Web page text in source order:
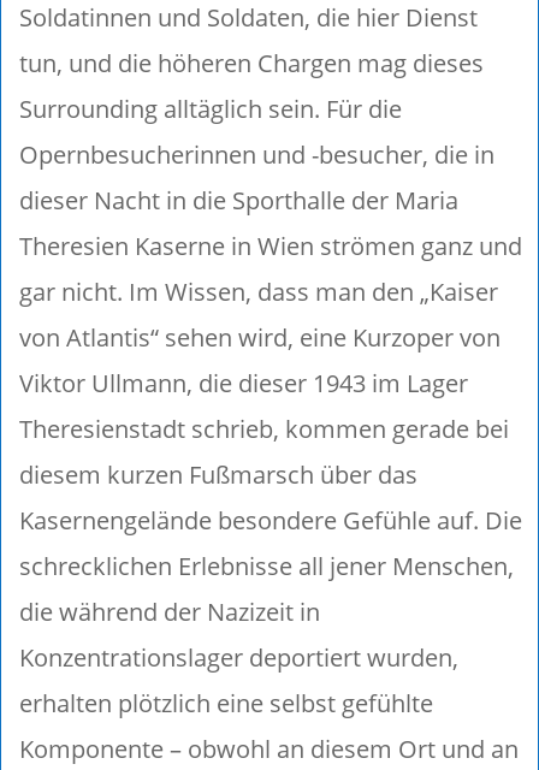
Soldatinnen und Soldaten, die hier Dienst
tun, und die höheren Chargen mag dieses
Surrounding alltäglich sein. Für die
Opernbesucherinnen und -besucher, die in
dieser Nacht in die Sporthalle der Maria
Theresien Kaserne in Wien strömen ganz und
gar nicht. Im Wissen, dass man den „Kaiser
von Atlantis“ sehen wird, eine Kurzoper von
Viktor Ullmann, die dieser 1943 im Lager
Theresienstadt schrieb, kommen gerade bei
diesem kurzen Fußmarsch über das
Kasernengelände besondere Gefühle auf. Die
schrecklichen Erlebnisse all jener Menschen,
die während der Nazizeit in
Konzentrationslager deportiert wurden,
erhalten plötzlich eine selbst gefühlte
Komponente – obwohl an diesem Ort und an